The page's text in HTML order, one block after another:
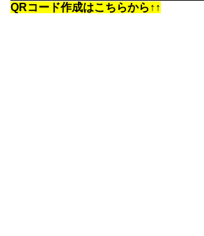
QRコード作成はこちらから↑↑